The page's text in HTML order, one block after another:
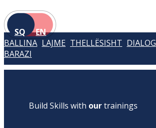
SQ EN
BALLINA LAJME THELLËSISHT DIALOG
BARAZI
Build Skills with ourtrainings